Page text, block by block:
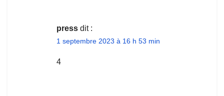
press dit :
1 septembre 2023 à 16 h 53 min
4